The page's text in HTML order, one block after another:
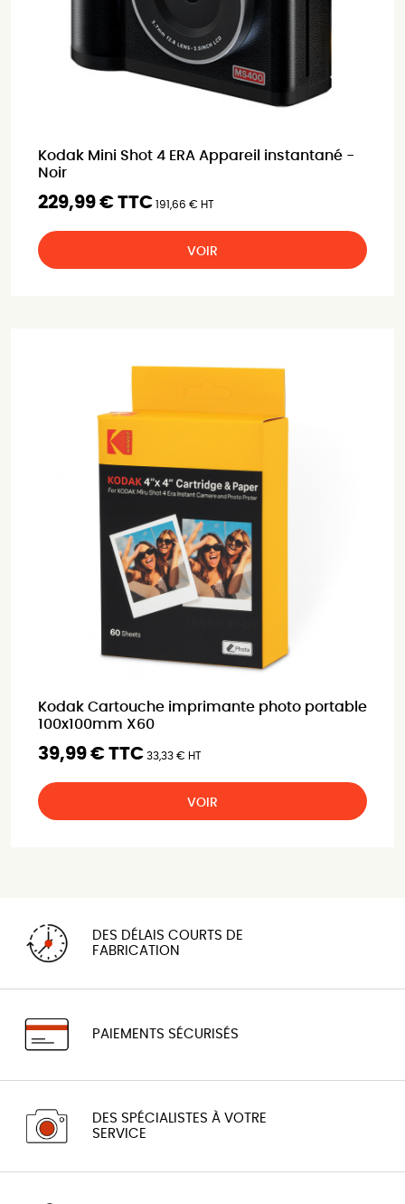
Kodak Mini Shot 4 ERA Appareil instantané -
Noir
229,99 € TTC 191,66 € HT
VOIR
Kodak Cartouche imprimante photo portable
100x100mm X60
39,99 € TTC 33,33 € HT
VOIR
DES DÉLAIS COURTS DE
FABRICATION
PAIEMENTS SÉCURISÉS
DES SPÉCIALISTES À VOTRE
SERVICE